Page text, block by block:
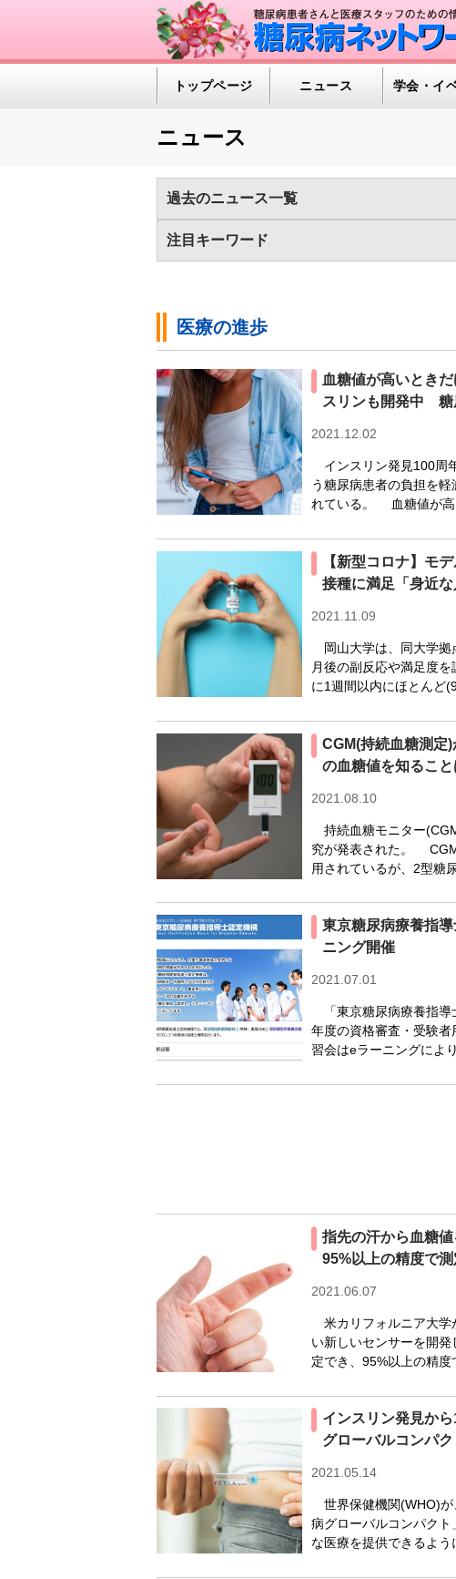
トップページ ニュース 学会・イ
ニュース
過去のニュース一覧
2025年 2024年
2012年
2011年 2010年 2009年
注目キーワード
医薬品/インスリン（648)
血糖自己測定（SMBG）（142)
運動療法（
医療の進歩
血糖値が高いとき
スリンも開発中 糖
2021.12.02
インスリン発見100周
う糖尿病患者の負担を
れている。 血糖値が高
【新型コロナ】モ
接種に満足「身近な
2021.11.09
岡山大学は、同大学拠
月後の副反応や満足度
に1週間以内にほとんど
CGM(持続血糖測
の血糖値を知るこ
2021.08.10
持続血糖モニター
究が発表された。
用されているが、2型糖
東京糖尿病療養指
ニング開催
2021.07.01
「東京糖尿病療養指導
年度の資格審査・受験
習会はeラーニングによ
指先の汗から血糖
95%以上の精度で測
2021.06.07
米カリフォルニア大学
い新しいセンサーを開
定でき、95%以上の精
インスリン発見か
グローバルコンパク
2021.05.14
世界保健機関(WHO)が
病グローバルコンパク
な医療を提供できるよ